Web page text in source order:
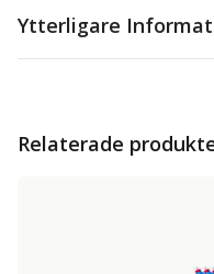
Ytterligare
Relaterade